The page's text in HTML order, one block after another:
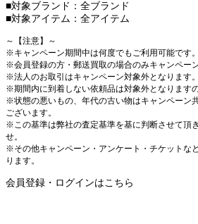
■対象ブランド：全ブランド
■対象アイテム：全アイテム
～【注意】～
※キャンペーン期間中は何度でもご利用可能です。
※会員登録の方・郵送買取の場合のみキャンペー
※法人のお取引はキャンペーン対象外となります。
※期間内に到着しない依頼品は対象外となります
※状態の悪いもの、年代の古い物はキャンペーン
ございます。
※この基準は弊社の査定基準を基に判断させて頂
せ。
※その他キャンペーン・アンケート・チケットな
ります。
会員登録・ログインはこちら